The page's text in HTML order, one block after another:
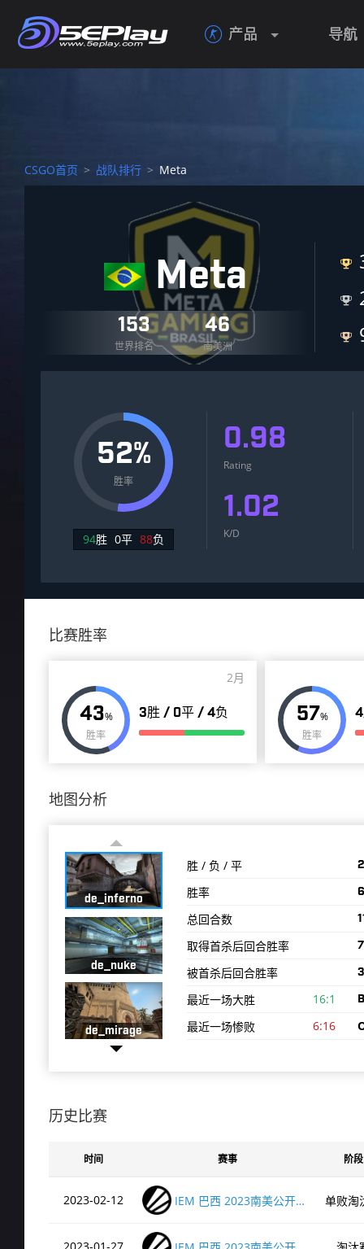
 产品 导航
CSGO首页 > 战队排行 > Meta
Meta
153
世界排名
46
南美洲



52%
胜率
94胜 0平 88负
0.98
Rating
1.02
K/D
比赛胜率
2月
43%
胜率
3胜 / 0平 / 4负 57%
胜率
地图分析
de_inferno
de_nuke
de_mirage
de_ancient
胜 / 负 / 平
胜率
总回合数
取得首杀后回合胜率
被首杀后回合胜率
最近一场大胜 16:1
最近一场惨败 6:16
历史比赛
时间 赛事 阶段
2023-02-12 IEM 巴西 2023南美公开预选赛2 单败淘